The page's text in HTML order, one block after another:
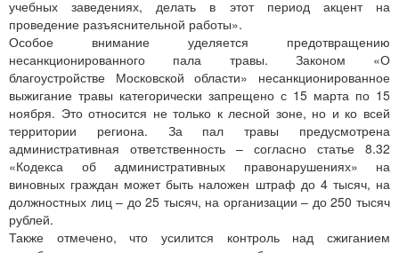
учебных заведениях, делать в этот период акцент на
проведение разъяснительной работы».
Особое внимание уделяется предотвращению
несанкционированного пала травы. Законом «О
благоустройстве Московской области» несанкционированное
выжигание травы категорически запрещено с 15 марта по 15
ноября. Это относится не только к лесной зоне, но и ко всей
территории региона. За пал травы предусмотрена
административная ответственность – согласно статье 8.32
«Кодекса об административных правонарушениях» на
виновных граждан может быть наложен штраф до 4 тысяч, на
должностных лиц – до 25 тысяч, на организации – до 250 тысяч
рублей.
Также отмечено, что усилится контроль над сжиганием